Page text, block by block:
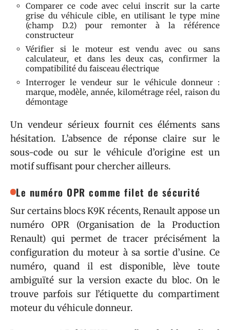
Comparer ce code avec celui inscrit sur la carte
grise du véhicule cible, en utilisant le type mine
(champ D.2) pour remonter à la référence
constructeur
Vérifier si le moteur est vendu avec ou sans
calculateur, et dans les deux cas, confirmer la
compatibilité du faisceau électrique
Interroger le vendeur sur le véhicule donneur :
marque, modèle, année, kilométrage réel, raison du
démontage
Un vendeur sérieux fournit ces éléments sans
hésitation. L’absence de réponse claire sur le
sous-code ou sur le véhicule d’origine est un
motif suffisant pour chercher ailleurs.
Le numéro OPR comme filet de sécurité
Sur certains blocs K9K récents, Renault appose un
numéro OPR (Organisation de la Production
Renault) qui permet de tracer précisément la
configuration du moteur à sa sortie d’usine. Ce
numéro, quand il est disponible, lève toute
ambiguïté sur la version exacte du bloc. On le
trouve parfois sur l’étiquette du compartiment
moteur du véhicule donneur.